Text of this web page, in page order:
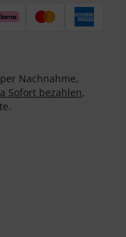
Nachnahme,
Sofort bezahlen,